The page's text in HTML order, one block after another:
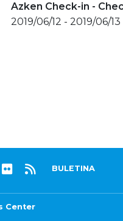
Azken Check-in -
2019/06/12 - 2019/06/13
BULETINA
Center